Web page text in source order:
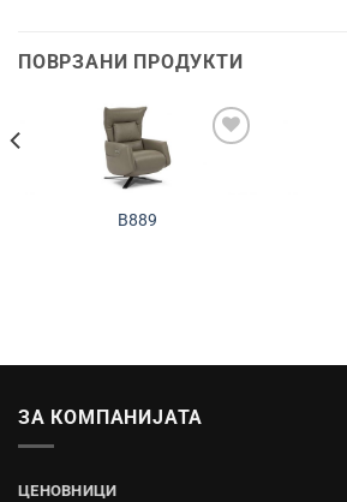
ПОВРЗАНИ ПРОДУКТИ
B889
ЗА КОМПАНИЈАТА
ЦЕНОВНИЦИ